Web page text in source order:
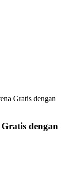
Gratis dengan
dengan